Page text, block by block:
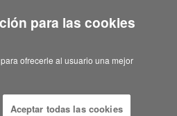
United States?
like to see Products we sell in
para las cookies
ofrecerle al usuario una mejor
Aceptar todas las cookies